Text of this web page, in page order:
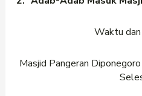
Waktu
Masjid Pangeran